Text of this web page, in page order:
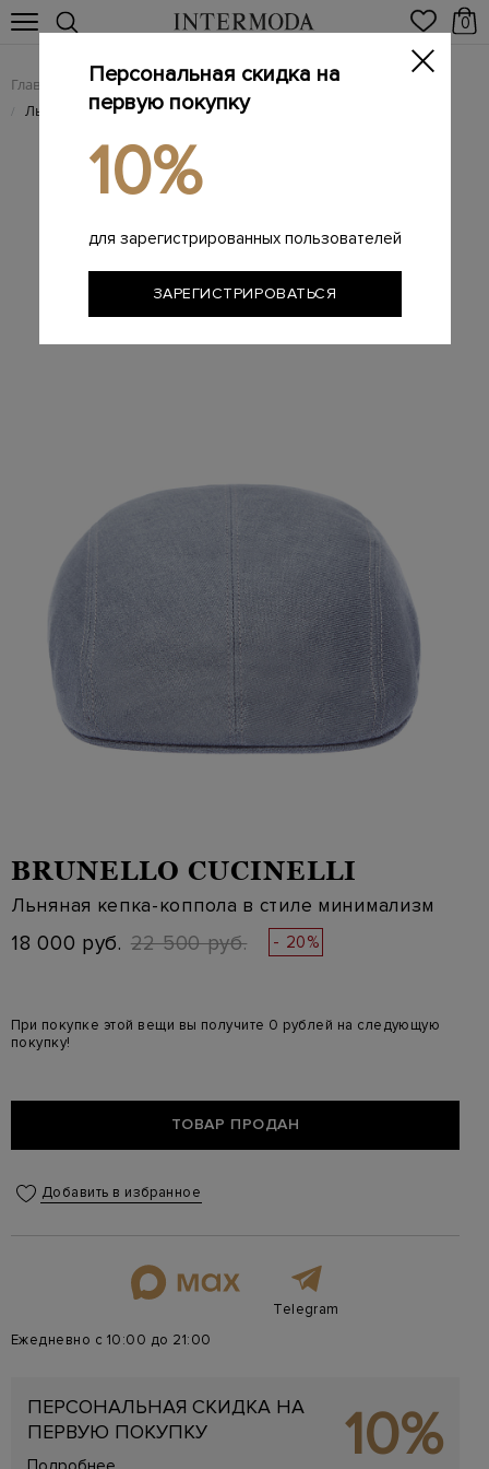
0
Главная Мужчинам / Аксессуары / Головные уборы
/ Льняная кепка-коппола в стиле минимализм
BRUNELLO CUCINELLI
Льняная кепка-коппола в стиле минимализм
18 000 руб. 22 500 руб. - 20%
При покупке этой вещи вы получите 0 рублей на следующую
покупку!
ТОВАР ПРОДАН
Добавить в избранное
Telegram
Ежедневно с 10:00 до 21:00
ПЕРСОНАЛЬНАЯ СКИДКА НА
ПЕРВУЮ ПОКУПКУ
10%
Персональная скидка на
первую покупку
10%
для зарегистрированных пользователей
ЗАРЕГИСТРИРОВАТЬСЯ